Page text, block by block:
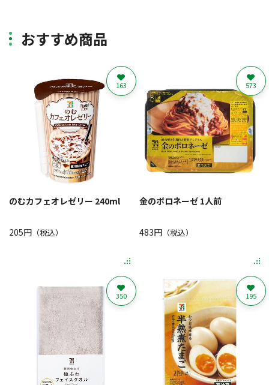
おすすめ商品
のむカフェオレゼリー 240ml
205円 （税込）
163
金のボロネーゼ 1人前
483円（税込）
573
350 195